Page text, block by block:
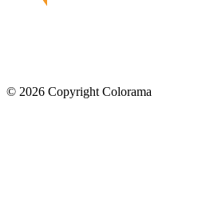
© 2026 Copyright Colorama